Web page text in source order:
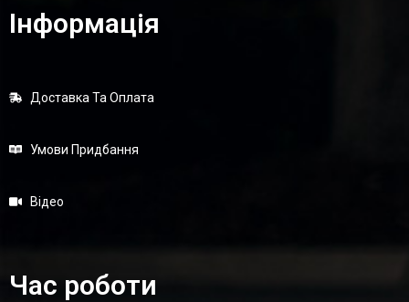
Інформація
Доставка Та Оплата
Умови Придбання
Відео
Час роботи